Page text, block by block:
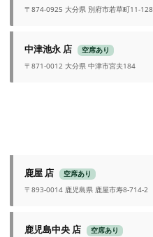
〒874-0925 大分県 別府市若草町11-128
中津池永 店
空席あり
〒871-0012 大分県 中津市宮夫184
鹿屋 店
空席あり
〒893-0014 鹿児島県 鹿屋市寿8-714-2
鹿児島中央 店
空席あり